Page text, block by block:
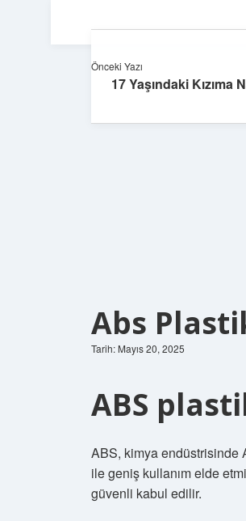
Abs
Tarih: Mayıs 20, 2025
ABS
ABS, kimya endüstrisinde
ile geniş kullanım elde
güvenli kabul edilir.
Önceki Yazı
17 Yaşındaki Kızıma